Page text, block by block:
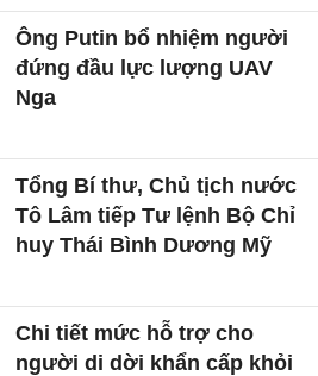
Ông Putin bổ nhiệm người
đứng đầu lực lượng UAV
Nga
Tổng Bí thư, Chủ tịch nước
Tô Lâm tiếp Tư lệnh Bộ Chỉ
huy Thái Bình Dương Mỹ
Chi tiết mức hỗ trợ cho
người di dời khẩn cấp khỏi